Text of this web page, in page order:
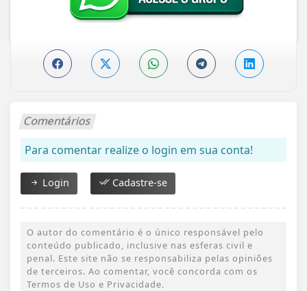
Comentários
Para comentar realize o login em sua conta!
Login Cadastre-se
O autor do comentário é o único responsável pelo
conteúdo publicado, inclusive nas esferas civil e
penal. Este site não se responsabiliza pelas opiniões
de terceiros. Ao comentar, você concorda com os
Termos de Uso e Privacidade.